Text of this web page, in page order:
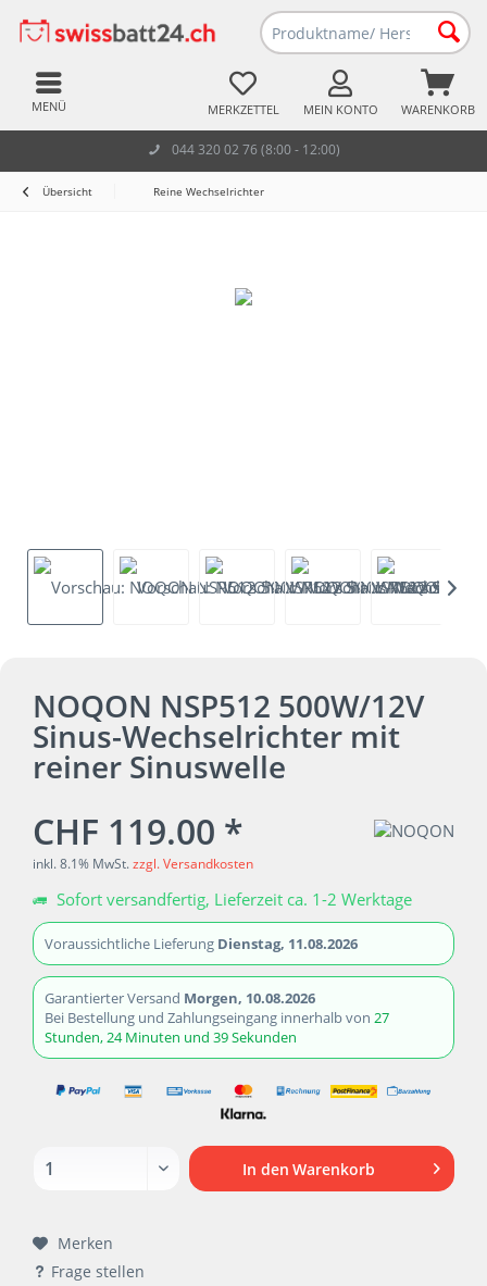
044 320 02 76 (8:00 - 12:00)
WARENKORB
MERKZETTEL MEIN KONTO
MENÜ
Übersicht Reine Wechselrichter
NOQON NSP512 500W/12V
Sinus-Wechselrichter mit
reiner Sinuswelle
CHF 119.00 *
inkl. 8.1% MwSt.zzgl. Versandkosten
Sofort versandfertig, Lieferzeit ca. 1-2 Werktage
Voraussichtliche Lieferung Dienstag, 11.08.2026
Garantierter Versand Morgen, 10.08.2026
Bei Bestellung und Zahlungseingang innerhalb von 27
Stunden, 24 Minuten und 38 Sekunden
In den Warenkorb
Merken
Frage stellen